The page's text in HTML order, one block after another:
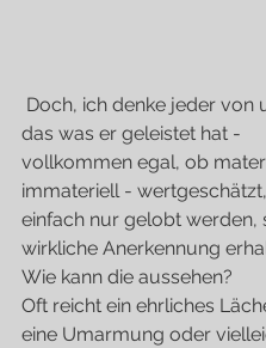
das was er geleistet hat -
vollkommen egal, ob
immateriell -
einfach nur gelobt werden,
wirkliche Anerkennung
Wie kann die aussehen?
Oft reicht ein ehrliches
eine Umarmung oder